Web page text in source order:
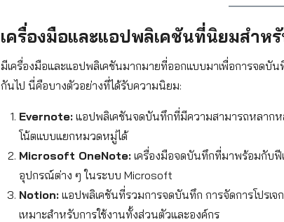
เครื่องมือและแอปพลิเคชันที่นิยมสำห
มีเครื่องมือและแอปพลิเคชันมากมายที่ออกแบบมาเพื่อการจดบั
กันไป นี่คือบางตัวอย่างที่ได้รับความนิยม:
Evernote:แอปพลิเคชันจดบันทึกที่มีความสามารถหลากห
โน้ตแบบแยกหมวดหมู่ได้
Microsoft OneNote:เครื่องมือจดบันทึกที่มาพร้อมกับฟี
อุปกรณ์ต่าง ๆ ในระบบ Microsoft
Notion:แอปพลิเคชันที่รวมการจดบันทึก การจัดการโปรเจ
เหมาะสำหรับการใช้งานทั้งส่วนตัวและองค์กร